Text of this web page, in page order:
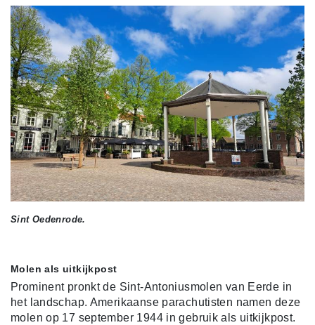
Sint Oedenrode.
Molen als uitkijkpost
Prominent pronkt de Sint-Antoniusmolen van Eerde in
het landschap. Amerikaanse parachutisten namen deze
molen op 17 september 1944 in gebruik als uitkijkpost.